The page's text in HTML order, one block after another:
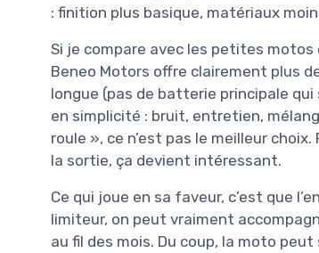
: finition plus basique, matériaux
Si je compare avec les petites
Beneo Motors offre clairement plus
longue (pas de batterie principale
en simplicité : bruit, entretien,
roule », ce n’est pas le meilleur
la sortie, ça devient intéressant.
Ce qui joue en sa faveur, c’est que
limiteur, on peut vraiment
au fil des mois. Du coup, la moto